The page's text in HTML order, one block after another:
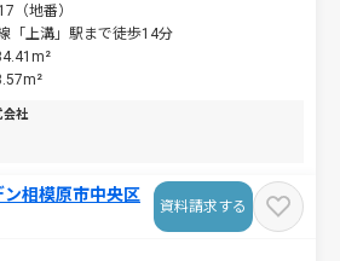
（地番）
「上溝」駅まで徒歩14分
会社
相模原市中央区
資料請求する